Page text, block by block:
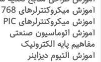
آموزش میکروکنترلرهای LPC1768
آموزش میکروکنترلرهای PIC
آموزش اتوماسیون صنعتی
مفاهیم پایه الکترونیک
آموزش آلتیوم دیزاینر